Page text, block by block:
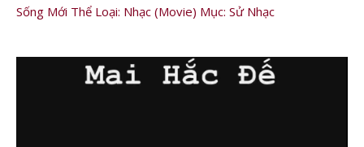
Sống Mới Thể Loại: Nhạc (Movie) Mục: Sử Nhạc